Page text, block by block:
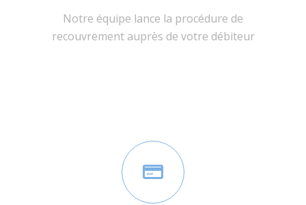
Notre équipe lance la procédure de
recouvrement auprès de votre débiteur